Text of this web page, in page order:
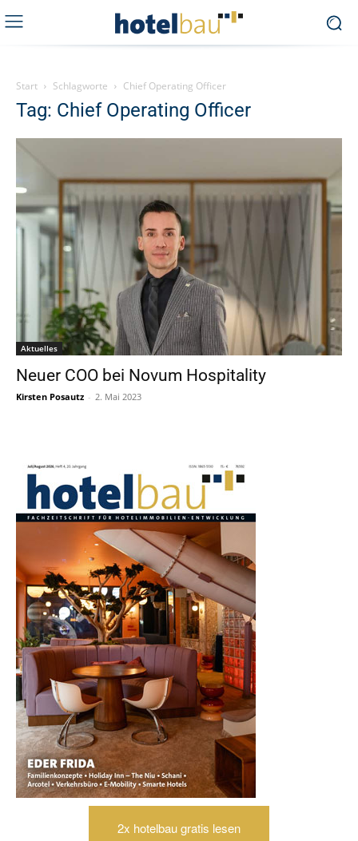
Start Schlagworte Chief Operating Officer
Tag: Chief Operating Officer
Aktuelles
Neuer COO bei Novum Hospitality
Kirsten Posautz - 2. Mai 2023
2x hotelbau gratis lesen